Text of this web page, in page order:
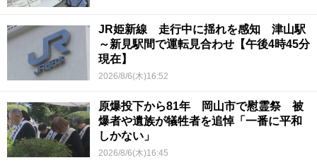
JR姫新線 走行中に揺れを感知 津山駅
～新見駅間で運転見合わせ【午後4時45分
現在】
2026/8/6(木)16:52
原爆投下から81年 岡山市で慰霊祭 被
爆者や遺族が犠牲者を追悼「一番に平和
しかない」
2026/8/6(木)16:45